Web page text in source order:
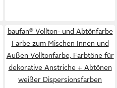
baufan® Vollton- und Abtönfarbe
Farbe zum Mischen Innen und
Außen Volltonfarbe, Farbtöne für
dekorative Anstriche + Abtönen
weißer Dispersionsfarben